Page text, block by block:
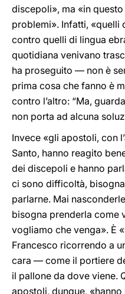
discepoli», ma «in
problemi». Infatti, «quelli
contro quelli di lingua
quotidiana venivano
ha proseguito — non è
prima cosa che fanno è
contro l’altro: “Ma,
non porta ad alcuna
Invece «gli apostoli, con
Santo, hanno reagito
dei discepoli e hanno
ci sono difficoltà,
parlarne. Mai
bisogna prenderla come
vogliamo che venga». È
Francesco ricorrendo a
cara — come il portiere
il pallone da dove viene.
apostoli, dunque,